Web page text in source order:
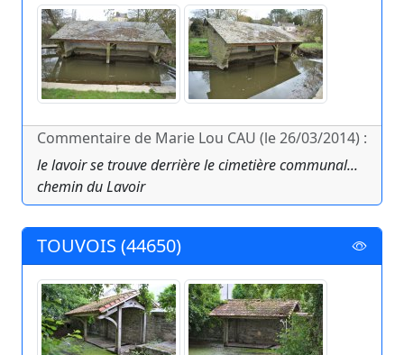
Commentaire de Marie Lou CAU (le 26/03/2014) :
le lavoir se trouve derrière le cimetière communal...
chemin du Lavoir
TOUVOIS (44650)